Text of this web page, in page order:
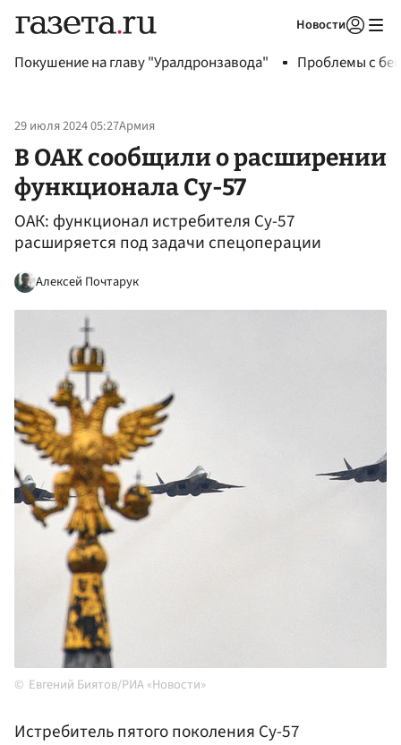
Новости
Покушение на главу "Уралдронзавода" Проблемы с
29 июля 2024 05:27Армия
В ОАК сообщили о расширении
функционала Су-57
ОАК: функционал истребителя Су-57
расширяется под задачи спецоперации
Алексей Почтарук
Евгений Биятов/РИА «Новости»
Истребитель пятого поколения Су-57